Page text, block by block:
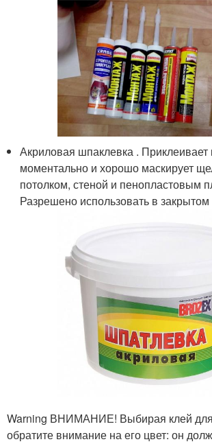
Акриловая шпаклевка . Приклеивает
моментально и хорошо маскирует
потолком, стеной и пенопластовым
Разрешено использовать в
Warning ВНИМАНИЕ! Выбирая клей
обратите внимание на его цвет: он